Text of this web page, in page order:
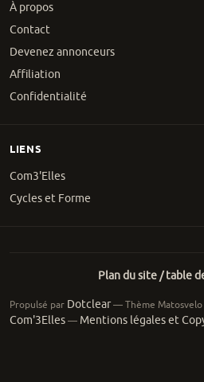
À propos
Contact
Devenez annonceurs
Affiliation
Confidentialité
LIENS
Com3'Elles
Cycles et Forme
Plan du site / table
Propulsé par Dotclear— Thème Matosvelo
Com'3Elles— Mentions légales et